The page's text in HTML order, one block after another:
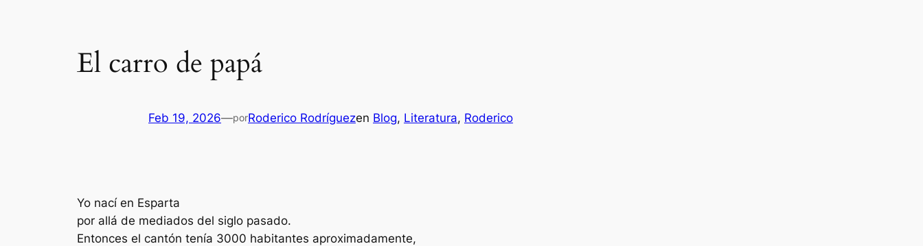
El carro de papá
Feb 19, 2026—porRoderico Rodríguezen Blog, Literatura, Roderico
Yo nací en Esparta
por allá de mediados del siglo pasado.
Entonces el cantón tenía 3000 habitantes aproximadamente,